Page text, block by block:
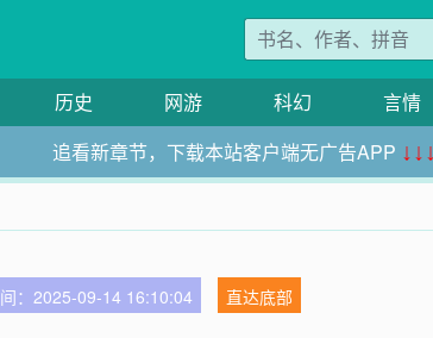
历史 网游 科幻 言情
追看新章节，下载本站客户端无广告APP ↓↓↓
：2025-09-14 16:10:04
直达底部